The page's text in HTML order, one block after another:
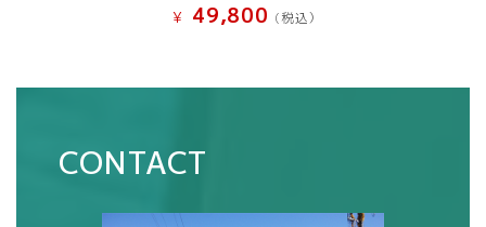
¥ 49,800 (税込）
CONTACT